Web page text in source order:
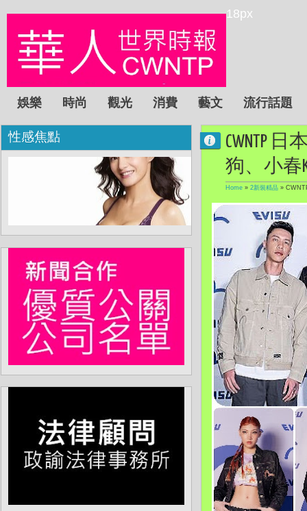
18px
娛樂 時尚 觀光 消費 藝文 流行話題
CWNTP
狗、小春
Home » 2新裝精品 »
性感焦點